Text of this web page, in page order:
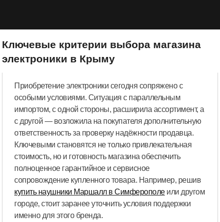
Ключевые критерии выбора магазина
электроники в Крыму
Приобретение электроники сегодня сопряжено с
особыми условиями. Ситуация с параллельным
импортом, с одной стороны, расширила ассортимент, а
с другой — возложила на покупателя дополнительную
ответственность за проверку надёжности продавца.
Ключевыми становятся не только привлекательная
стоимость, но и готовность магазина обеспечить
полноценное гарантийное и сервисное
сопровождение купленного товара. Например, решив
купить наушники Маршалл в Симферополеили другом
городе, стоит заранее уточнить условия поддержки
именно для этого бренда.